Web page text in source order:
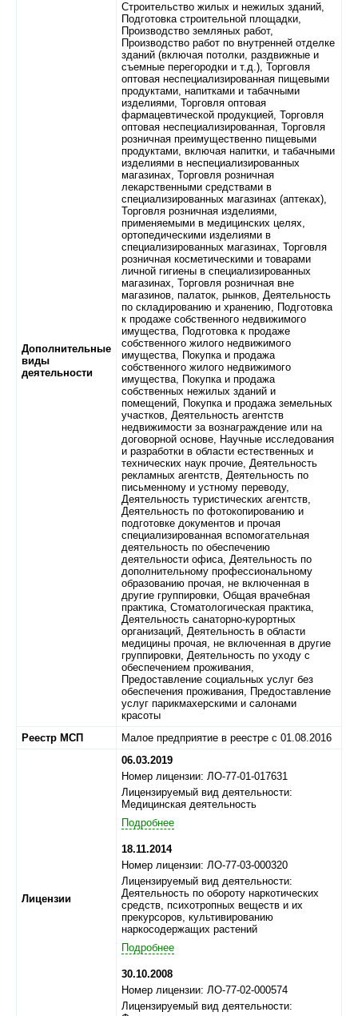
Дополнительные
виды
деятельности
Строительство жилых и нежилых зданий,
Подготовка строительной площадки,
Производство земляных работ,
Производство работ по внутренней отделке
зданий (включая потолки, раздвижные и
съемные перегородки и т.д.), Торговля
оптовая неспециализированная пищевыми
продуктами, напитками и табачными
изделиями, Торговля оптовая
фармацевтической продукцией, Торговля
оптовая неспециализированная, Торговля
розничная преимущественно пищевыми
продуктами, включая напитки, и табачными
изделиями в неспециализированных
магазинах, Торговля розничная
лекарственными средствами в
специализированных магазинах (аптеках),
Торговля розничная изделиями,
применяемыми в медицинских целях,
ортопедическими изделиями в
специализированных магазинах, Торговля
розничная косметическими и товарами
личной гигиены в специализированных
магазинах, Торговля розничная вне
магазинов, палаток, рынков, Деятельность
по складированию и хранению, Подготовка
к продаже собственного недвижимого
имущества, Подготовка к продаже
собственного жилого недвижимого
имущества, Покупка и продажа
собственного жилого недвижимого
имущества, Покупка и продажа
собственных нежилых зданий и
помещений, Покупка и продажа земельных
участков, Деятельность агентств
недвижимости за вознаграждение или на
договорной основе, Научные исследования
и разработки в области естественных и
технических наук прочие, Деятельность
рекламных агентств, Деятельность по
письменному и устному переводу,
Деятельность туристических агентств,
Деятельность по фотокопированию и
подготовке документов и прочая
специализированная вспомогательная
деятельность по обеспечению
деятельности офиса, Деятельность по
дополнительному профессиональному
образованию прочая, не включенная в
другие группировки, Общая врачебная
практика, Стоматологическая практика,
Деятельность санаторно-курортных
организаций, Деятельность в области
медицины прочая, не включенная в другие
группировки, Деятельность по уходу с
обеспечением проживания,
Предоставление социальных услуг без
обеспечения проживания, Предоставление
услуг парикмахерскими и салонами
красоты
Реестр МСП
Малое предприятие в реестре с 01.08.2016
Лицензии
06.03.2019
Номер лицензии: ЛО-77-01-017631
Лицензируемый вид деятельности:
Медицинская деятельность
Подробнее
18.11.2014
Номер лицензии: ЛО-77-03-000320
Лицензируемый вид деятельности:
Деятельность по обороту наркотических
средств, психотропных веществ и их
прекурсоров, культивированию
наркосодержащих растений
Подробнее
30.10.2008
Номер лицензии: ЛО-77-02-000574
Лицензируемый вид деятельности: